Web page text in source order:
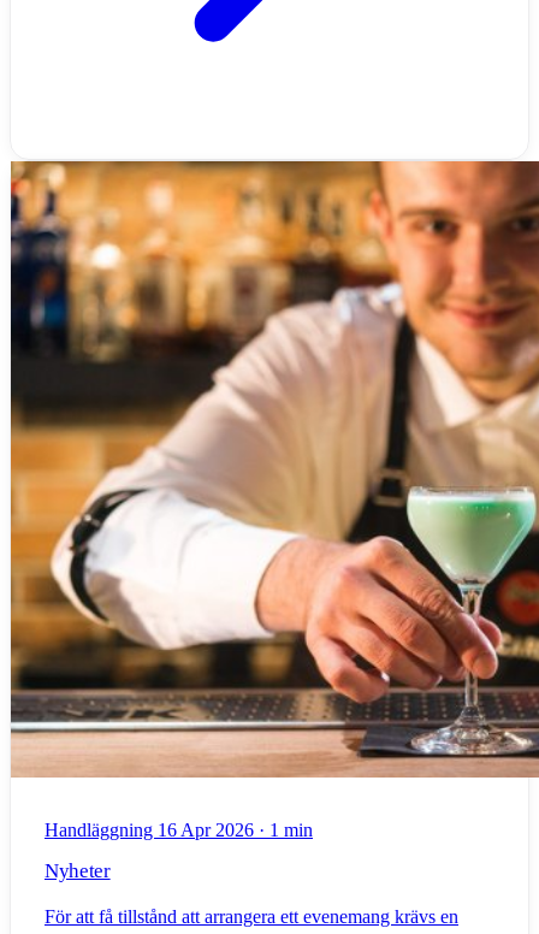
Handläggning 16 Apr 2026 · 1 min
Nyheter
För att få tillstånd att arrangera ett evenemang krävs en